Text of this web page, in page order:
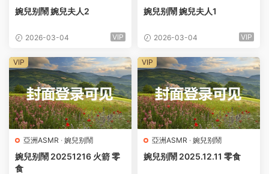
婉兒别鬧 婉兒夫人2
2026-03-04 VIP
婉兒别鬧 婉兒夫人1
2026-03-04 VIP
亞洲ASMR · 婉兒别鬧
婉兒别鬧 20251216 火箭 零
食
VIP
亞洲ASMR · 婉兒别鬧
婉兒别鬧 2025.12.11 零食
VIP